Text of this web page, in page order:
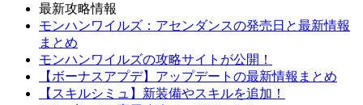
最新攻略情報
モンハンワイルズ：アセンダンスの発売日と最新情報
まとめ
モンハンワイルズの攻略サイトが公開！
【ボーナスアプデ】アップデートの最新情報まとめ
【スキルシミュ】新装備やスキルを追加！